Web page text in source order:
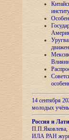
14 сентября
молодых
Россия и
П.П.Яковлева,
ИЛА РАН